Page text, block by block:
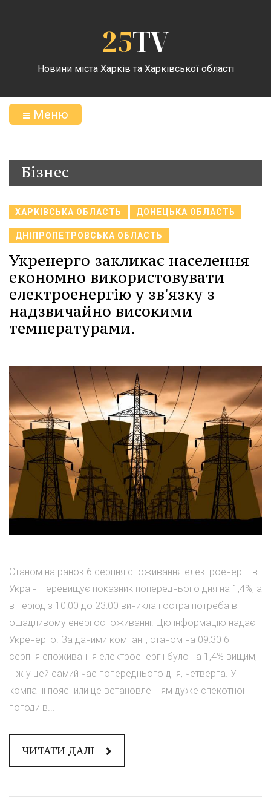
25TV
Новини міста Харків та Харківської області
Меню
Бізнес
ХАРКІВСЬКА ОБЛАСТЬ ДОНЕЦЬКА ОБЛАСТЬ
ДНІПРОПЕТРОВСЬКА ОБЛАСТЬ
Укренерго закликає населення
економно використовувати
електроенергію у зв'язку з
надзвичайно високими
температурами.
Станом на ранок 6 серпня споживання електроенергії в
Україні перевищує показник попереднього дня на 1,4%, а
в період з 10:00 до 23:00 виникла гостра потреба в
ощадливому енергоспоживанні. Цю інформацію надає
Укренерго. За даними компанії, станом на 09:30 6
серпня споживання електроенергії було на 1,4% вищим,
ніж у цей самий час попереднього дня, четверга. У
компанії пояснили це встановленням дуже спекотної
погоди в...
ЧИТАТИ ДАЛІ